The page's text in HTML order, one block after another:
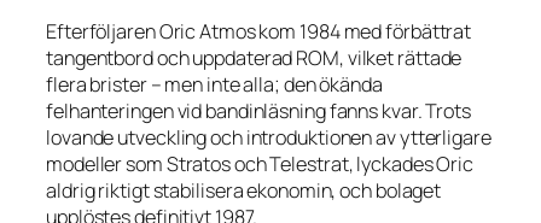
Efterföljaren Oric Atmos kom 1984 med förbättrat
tangentbord och uppdaterad ROM, vilket rättade
flera brister – men inte alla; den ökända
felhanteringen vid bandinläsning fanns kvar. Trots
lovande utveckling och introduktionen av ytterligare
modeller som Stratos och Telestrat, lyckades Oric
aldrig riktigt stabilisera ekonomin, och bolaget
upplöstes definitivt 1987.